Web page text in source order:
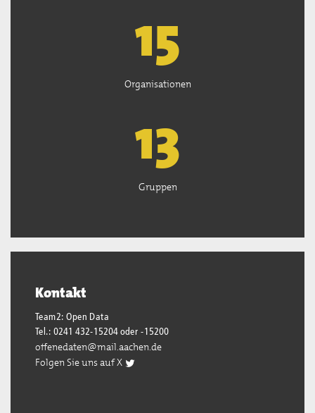
15
Organisationen
13
Gruppen
Kontakt
Team2: Open Data
Tel.: 0241 432-15204 oder -15200
offenedaten@mail.aachen.de
Folgen Sie uns auf X